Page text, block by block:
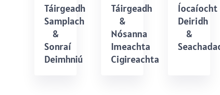
Táirgeadh
Samplach
&
Sonraí
Deimhniú
Táirgeadh
&
Nósanna
Imeachta
Cigireachta
Íocaíocht
Deiridh
&